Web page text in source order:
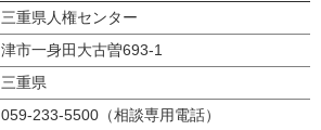
三重県人権センター
津市一身田大古曽693-1
三重県
059-233-5500（相談専用電話）